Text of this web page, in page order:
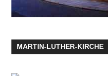
MARTIN-LUTHER-KIRCHE